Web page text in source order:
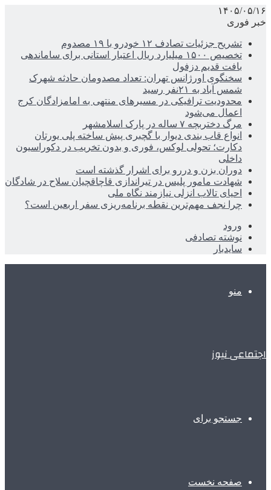
۱۴۰۵/۰۵/۱۶
خبر فوری
تشریح جزئیات تصادف ۱۲ خودرو با ۱۹ مصدوم
تخصیص ۱۵۰۰ میلیارد ریال اعتبار استانی برای ساماندهی
بافت قدیم دزفول
سخنگوی اورژانس تهران: تعداد مصدومان حادثه شهرک
شمس آباد به ۲۱نفر رسید
محدودیت ترافیکی در مسیرهای منتهی به امامزادگان کرج
اعمال می‌شود
مرگ دختربچه ۷ ساله در پارک اسلامشهر
انواع قاب بندی دیوار با گچبری پیش ساخته پلی یورتان
دکارت؛ تحولی لوکس، فوری و بدون تخریب در دکوراسیون
داخلی
دوران بزن و دررو برای اشرار گذشته است
شهادت مامور پلیس در تیراندازی قاچاقچیان سلاح در شادگان
احیای تالاب انزلی نیازمند نگاه ملی
چرا نجف مهم‌ترین نقطه برنامه‌ریزی سفر اربعین است؟
ورود
نوشته تصادفی
سایدبار
منو
اجتماعی نیوز
جستجو برای
صفحه نخست